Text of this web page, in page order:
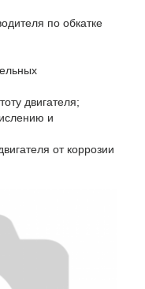
по обкатке
двигателя;
и
от коррозии